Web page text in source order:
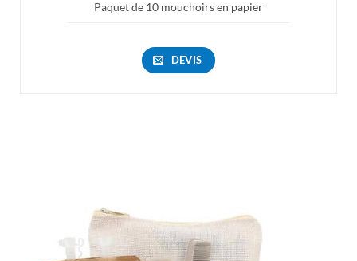
Paquet de 10 mouchoirs en papier
DEVIS